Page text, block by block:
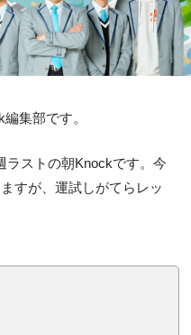
集部です。
ラストの朝Knockです。今
すが、運試しがてらレッ